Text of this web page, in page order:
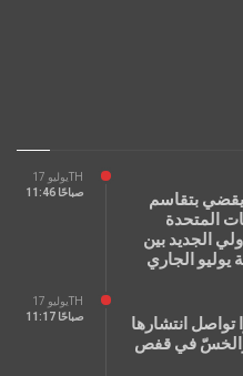
يوليو 17TH
11:46 صباحًا
يقضي بتقاسم
المتحدة
الجديد بين
يوليو الجاري
يوليو 17TH
11:17 صباحًا
انتشارها
والخسّ في قفص